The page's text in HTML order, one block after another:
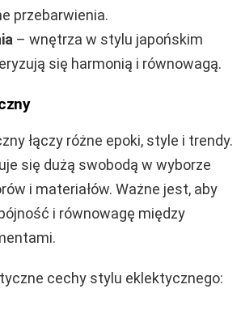
przebarwienia.
– wnętrza w stylu japońskim
się harmonią i równowagą.
łączy różne epoki, style i trendy.
się dużą swobodą w wyborze
i materiałów. Ważne jest, aby
i równowagę między
cechy stylu eklektycznego: